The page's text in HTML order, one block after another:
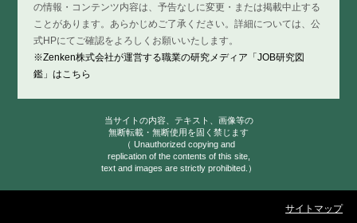
の情報・コンテンツ内容は、予告なしに変更・または掲載中止する
ことがあります。あらかじめご了承ください。詳細については、公
式HPにてご確認をよろしくお願いいたします。
※Zenken株式会社が運営する職業の研究メディア「JOB研究図
鑑」はこちら
当サイトの内容、テキスト、画像等の
無断転載・無断使用を固く禁じます
（ Unauthorized copying and
replication of the contents of this site,
text and images are strictly prohibited.）
サイトマップ